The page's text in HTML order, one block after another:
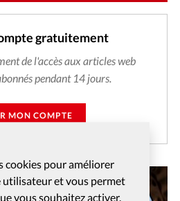
cookies pour améliorer
utilisateur et vous permet
vous souhaitez activer.
gratuitement
de l'accès aux articles web
pendant 14 jours.
MON COMPTE